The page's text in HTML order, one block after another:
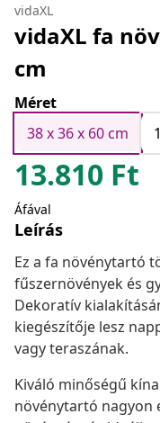
vidaXL
vidaXL fa
cm
Méret
38 x 36 x 60 cm
13.810 Ft
Áfával
Leírás
Ez a fa növénytartó
fűszernövények és
Dekoratív
kiegészítője lesz
vagy teraszának.
Kiváló minőségű
növénytartó nagyon